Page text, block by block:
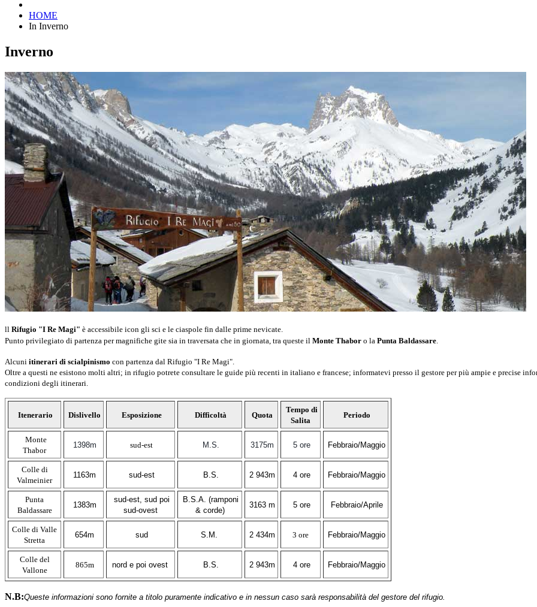
HOME
In Inverno
Inverno
ll Rifugio "I Re Magi" è accessibile icon gli sci e le ciaspole fin dalle prime nevicate.
Punto privilegiato di partenza per magnifiche gite sia in traversata che in giornata, tra queste il Monte Thabor o la Punta Baldassare.
Alcuni itinerari di scialpinismo con partenza dal Rifugio "I Re Magi".
Oltre a questi ne esistono molti altri; in rifugio potrete consultare le guide più recenti in italiano e francese; informatevi presso il gestore per più ampie e precise
condizioni degli itinerari.
Itenerario Dislivello Esposizione Difficoltà Quota
Tempo di
Salita
Periodo
Monte
Thabor
1398m sud-est M.S. 3175m 5 ore Febbraio/Maggio
Colle di
Valmeinier
1163m sud-est B.S. 2 943m 4 ore Febbraio/Maggio
Punta
Baldassare
1383m
sud-est, sud poi
sud-ovest
B.S.A. (ramponi
& corde)
3163 m 5 ore Febbraio/Aprile
Colle di Valle
Stretta
654m sud S.M. 2 434m 3 ore Febbraio/Maggio
Colle del
Vallone
865m nord e poi ovest B.S. 2 943m 4 ore Febbraio/Maggio
N.B:Queste informazioni sono fornite a titolo puramente indicativo e in nessun caso sarà responsabilità del gestore del rifugio.